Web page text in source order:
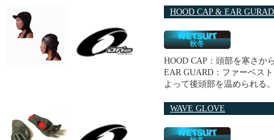
HOOD CAP & EAR GURAD
HOOD CAP：頭部を寒さ
EAR GUARD：ファーベス
よって後頭部を温められる
WAVE GLOVE